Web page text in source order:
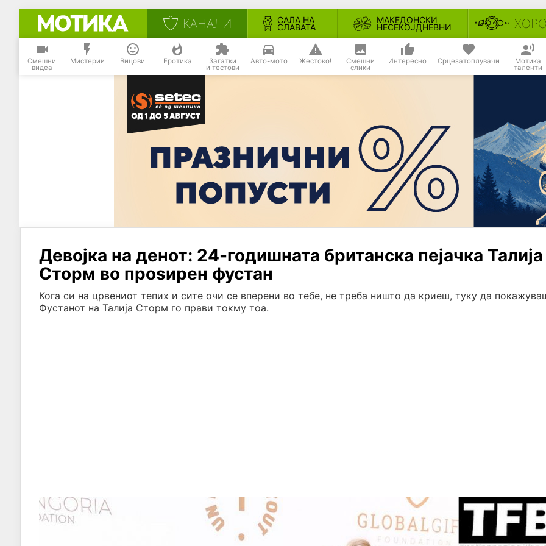
КАНАЛИ САЛА НА
СЛАВАТА
МАКЕДОНСКИ
НЕСЕКОЈДНЕВНИ
Смешни
видеа
Мистерии Вицови Еротика Загатки
и тестови
Авто-мото Жестоко! Смешни
слики
Интересно Срцезатоплувачи Мотика
таленти
Девојка на денот: 24-годишната британска пејачка Талија
Сторм во проѕирен фустан
Кога си на црвениот тепих и сите очи се вперени во тебе, не треба ништо да криеш, туку да
Фустанот на Талија Сторм го прави токму тоа.